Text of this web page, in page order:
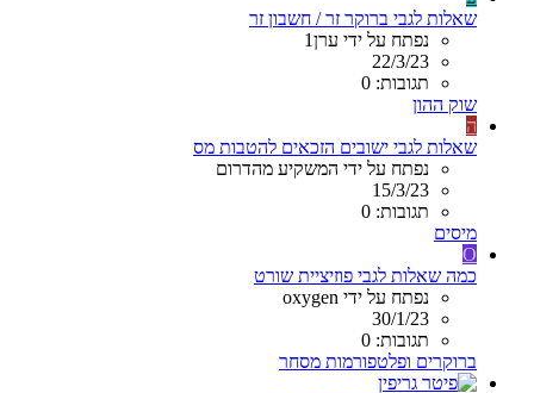
שאלות לגבי ברוקר זר / חשבון זר
נפתח על ידי ערן1
22/3/23
תגובות: 0
שוק ההון
ה
שאלות לגבי ישובים הזכאים להטבות מס
נפתח על ידי המשקיע מהדרום
15/3/23
תגובות: 0
מיסים
O
כמה שאלות לגבי פוזיציית שורט
נפתח על ידי oxygen
30/1/23
תגובות: 0
ברוקרים ופלטפורמות מסחר